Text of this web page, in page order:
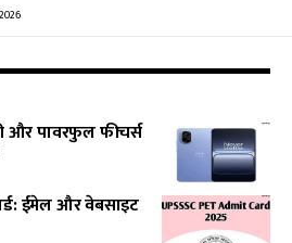
और पावरफुल फीचर्स
ईमेल और वेबसाइट